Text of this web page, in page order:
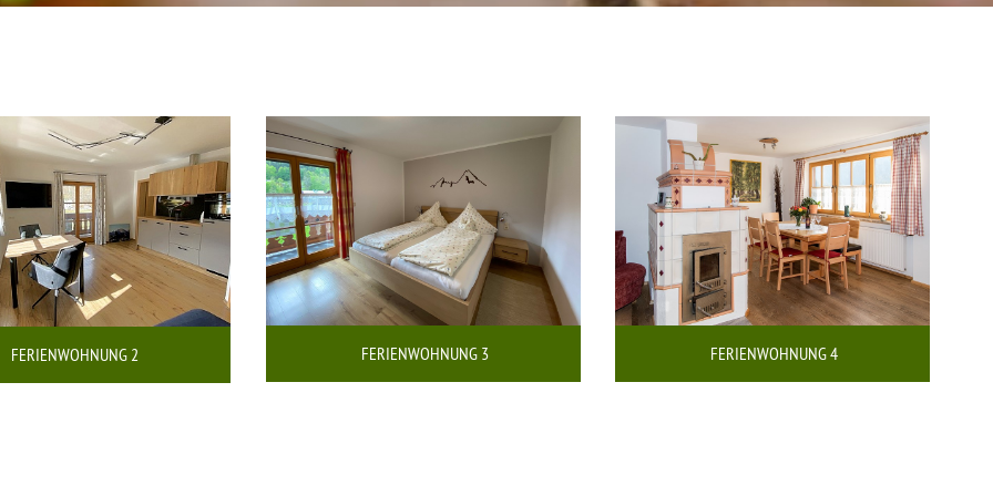
FERIENWOHNUNG 2 FERIENWOHNUNG 3 FERIENWOHNUNG 4